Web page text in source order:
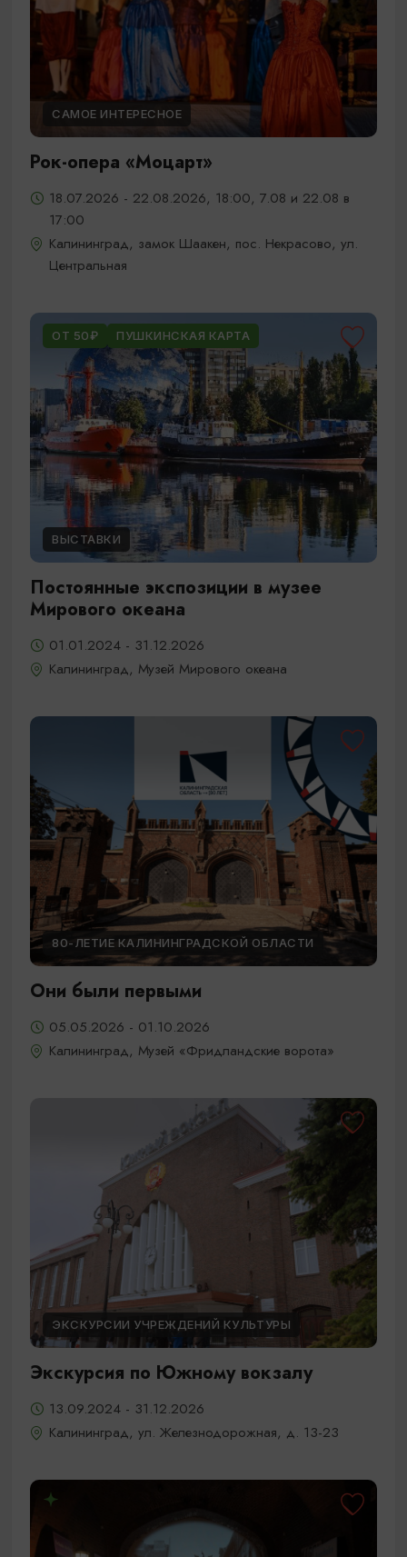
САМОЕ ИНТЕРЕСНОЕ
Рок-опера «Моцарт»
18.07.2026 - 22.08.2026, 18:00, 7.08 и 22.08 в
17:00
Калининград, замок Шаакен, пос. Некрасово, ул.
Центральная
ОТ 50₽ ПУШКИНСКАЯ КАРТА
ВЫСТАВКИ
Постоянные экспозиции в музее
Мирового океана
01.01.2024 - 31.12.2026
Калининград, Музей Мирового океана
80-ЛЕТИЕ КАЛИНИНГРАДСКОЙ ОБЛАСТИ
Они были первыми
05.05.2026 - 01.10.2026
Калининград, Музей «Фридландские ворота»
ЭКСКУРСИИ УЧРЕЖДЕНИЙ КУЛЬТУРЫ
Экскурсия по Южному вокзалу
13.09.2024 - 31.12.2026
Калининград, ул. Железнодорожная, д. 13-23